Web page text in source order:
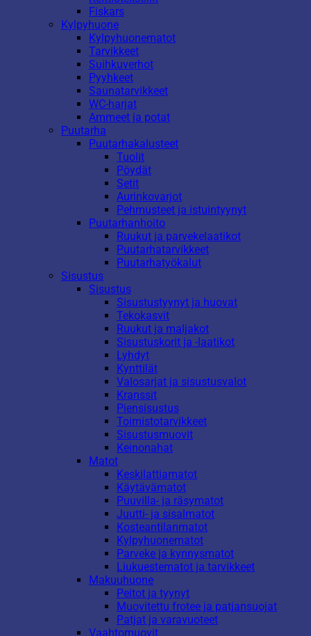
Fiskars
Kylpyhuone
Kylpyhuonematot
Tarvikkeet
Suihkuverhot
Pyyhkeet
Saunatarvikkeet
WC-harjat
Ammeet ja potat
Puutarha
Puutarhakalusteet
Tuolit
Pöydät
Setit
Aurinkovarjot
Pehmusteet ja istuintyynyt
Puutarhanhoito
Ruukut ja parvekelaatikot
Puutarhatarvikkeet
Puutarhatyökalut
Sisustus
Sisustus
Sisustustyynyt ja huovat
Tekokasvit
Ruukut ja maljakot
Sisustuskorit ja -laatikot
Lyhdyt
Kynttilät
Valosarjat ja sisustusvalot
Kranssit
Piensisustus
Toimistotarvikkeet
Sisustusmuovit
Keinonahat
Matot
Keskilattiamatot
Käytävämatot
Puuvilla- ja räsymatot
Juutti- ja sisalmatot
Kosteantilanmatot
Kylpyhuonematot
Parveke ja kynnysmatot
Liukuestematot ja tarvikkeet
Makuuhuone
Peitot ja tyynyt
Muovitettu frotee ja patjansuojat
Patjat ja varavuoteet
Vaahtomuovit